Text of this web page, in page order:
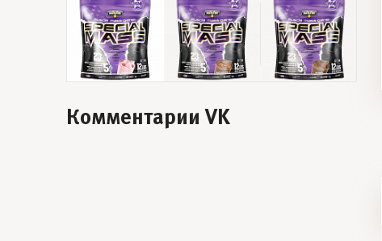
Комментарии VK